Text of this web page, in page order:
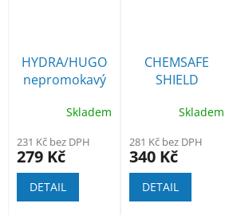
HYDRA/HUGO
nepromokavý
Skladem
231 Kč bez DPH
279 Kč
DETAIL
CHEMSAFE
SHIELD
Skladem
281 Kč bez DPH
340 Kč
DETAIL